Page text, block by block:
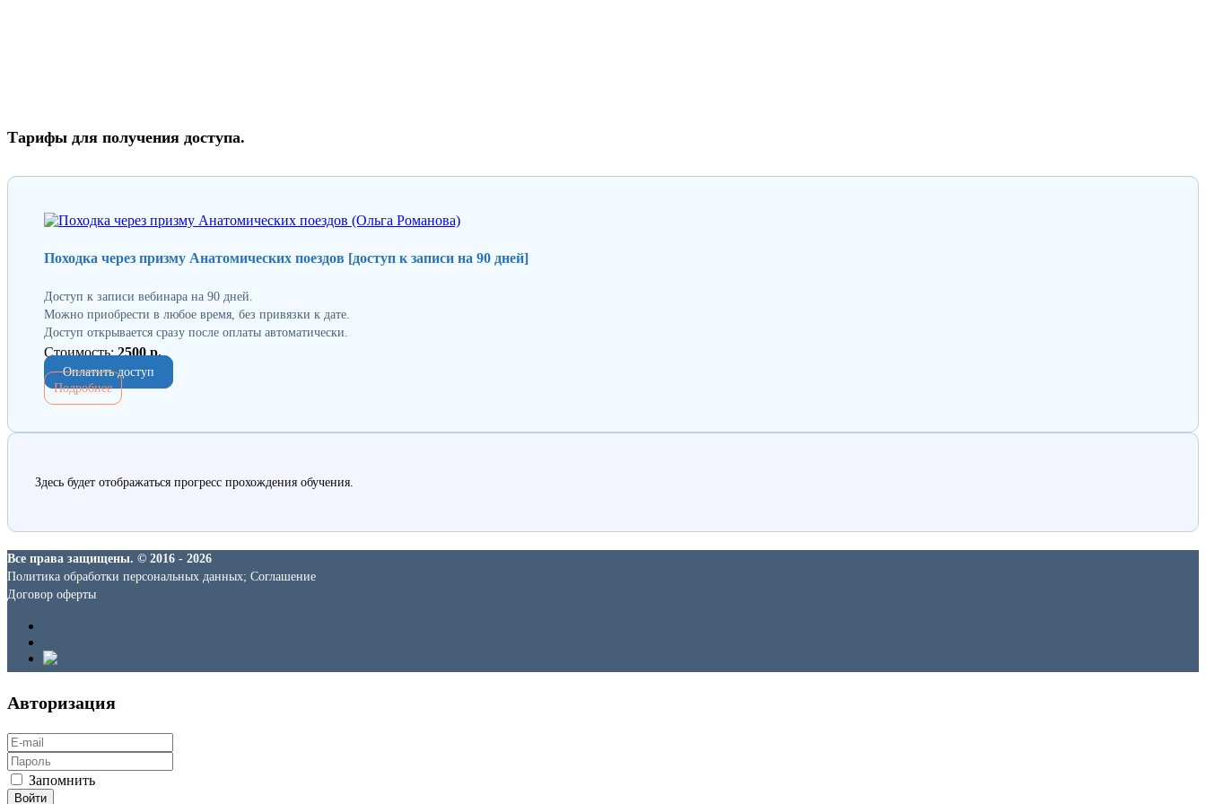
Тарифы для получения доступа.
Походка через призму Анатомических поездов [доступ к записи на 90 дней]
Доступ к записи вебинара на 90 дней.
Можно приобрести в любое время, без привязки к дате.
Доступ открывается сразу после оплаты автоматически.
Стоимость: 2500 р.
Оплатить доступ
Подробнее
Здесь будет отображаться прогресс прохождения обучения.
Все права защищены. © 2016 - 2026
Политика обработки персональных данных; Соглашение
Договор оферты
Авторизация
Запомнить